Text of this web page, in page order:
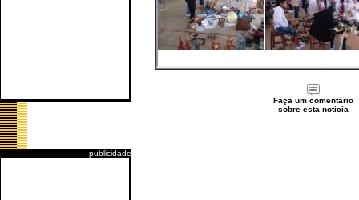
publicidade
Faça um comentário
sobre esta notícia